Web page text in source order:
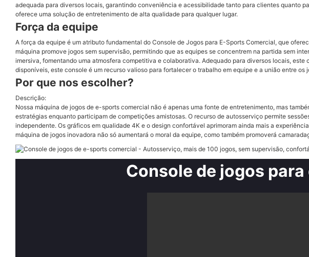
adequada para diversos locais, garantindo conveniência e acessibilidade tanto para clientes quanto
oferece uma solução de entretenimento de alta qualidade para qualquer lugar.
Força da equipe
A força da equipe é um atributo fundamental do Console de Jogos para E-Sports Comercial, que
máquina promove jogos sem supervisão, permitindo que as equipes se concentrem na partida sem
imersiva, fomentando uma atmosfera competitiva e colaborativa. Adequado para diversos locais,
disponíveis, este console é um recurso valioso para fortalecer o trabalho em equipe e a união entre os
Por que nos escolher?
Descrição:
Nossa máquina de jogos de e-sports comercial não é apenas uma fonte de entretenimento, mas
estratégias enquanto participam de competições amistosas. O recurso de autosserviço permite
independente. Os gráficos em qualidade 4K e o design confortável aprimoram ainda mais a
máquina de jogos inovadora não só aumentará o moral da equipe, como também promoverá
Console de jogos